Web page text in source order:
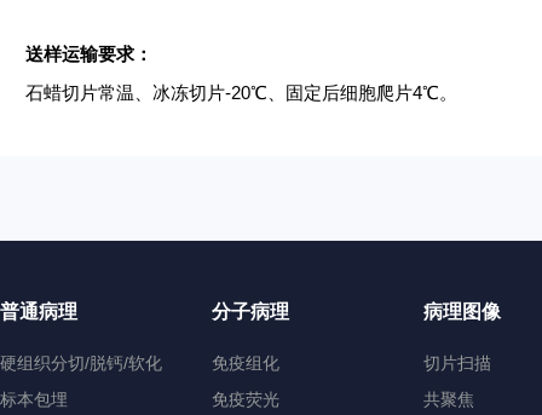
送样运输要求：
石蜡切片常温、冰冻切片-20℃、固定后细胞爬片4℃。
普通病理
硬组织分切/脱钙/软化
标本包埋
分子病理
免疫组化
免疫荧光
病理图像
切片扫描
共聚焦